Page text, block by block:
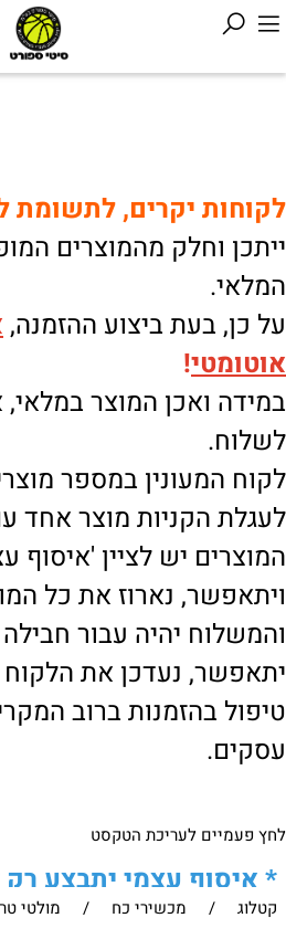
לקוחות יקרים, לתשומת
ייתכן וחלק מהמוצרים
המלאי.
על כן, בעת ביצוע ההזמנה,
אוטומטי!
במידה ואכן המוצר במלאי,
לשלוח.
לקוח המעונין במספר
לעגלת הקניות מוצר אחד
המוצרים יש לציין 'איסוף
ויתאפשר, נארוז את כל
והמשלוח יהיה עבור
יתאפשר, נעדכן את
עסקים.
לחץ פעמיים לעריכת הטקסט
* איסוף עצמי יתבצע
של הלקוח מול נציגנו!
קטלוג / מכשירי כח / מולטי